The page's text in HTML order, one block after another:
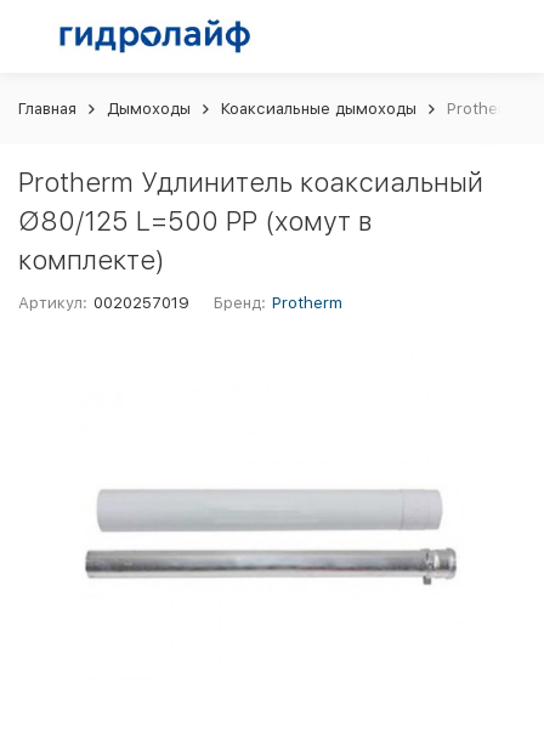
Главная Дымоходы Коаксиальные дымоходы Protherm
Protherm Удлинитель коаксиальный
Ø80/125 L=500 PP (хомут в
комплекте)
Артикул: 0020257019 Бренд: Protherm